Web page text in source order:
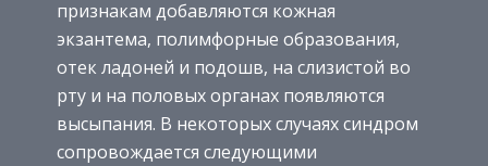
признакам добавляются кожная
экзантема, полимфорные образования,
отек ладоней и подошв, на слизистой во
рту и на половых органах появляются
высыпания. В некоторых случаях синдром
сопровождается следующими